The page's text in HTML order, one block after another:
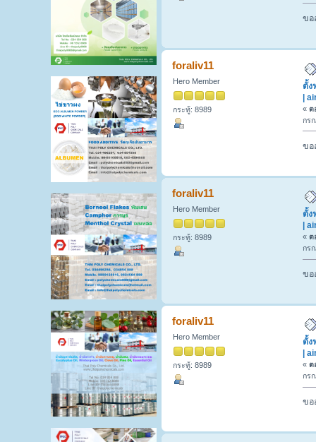
ขอ
foraliv11
Hero Member
กระทู้: 8989
ตั้ง
|
« ต
กร
ขอ
foraliv11
Hero Member
กระทู้: 8989
ตั้ง
|
« ต
กร
ขอ
foraliv11
Hero Member
กระทู้: 8989
ตั้ง
|
« ต
กร
ขอ